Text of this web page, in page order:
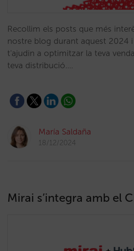
Recollim els posts que més
nostre blog durant aquest 2024
t'ajudin a optimitzar la teva
teva distribució.…
María Saldaña
18/12/2024
Mirai s’integra amb el